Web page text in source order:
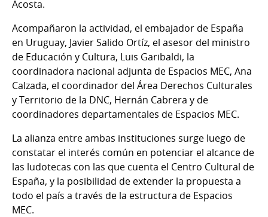
Acosta.
Acompañaron la actividad, el embajador de España
en Uruguay, Javier Salido Ortíz, el asesor del ministro
de Educación y Cultura, Luis Garibaldi, la
coordinadora nacional adjunta de Espacios MEC, Ana
Calzada, el coordinador del Área Derechos Culturales
y Territorio de la DNC, Hernán Cabrera y de
coordinadores departamentales de Espacios MEC.
La alianza entre ambas instituciones surge luego de
constatar el interés común en potenciar el alcance de
las ludotecas con las que cuenta el Centro Cultural de
España, y la posibilidad de extender la propuesta a
todo el país a través de la estructura de Espacios
MEC.